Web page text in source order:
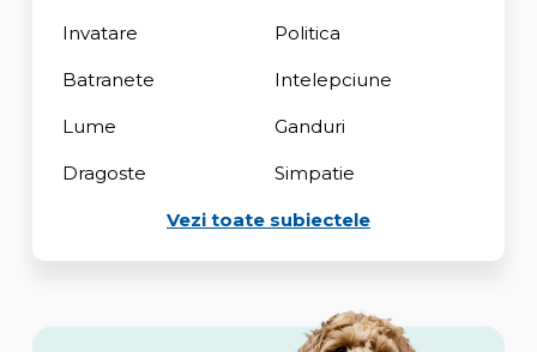
Invatare Politica
Batranete Intelepciune
Lume Ganduri
Dragoste Simpatie
Vezi toate subiectele